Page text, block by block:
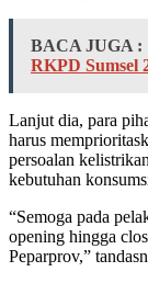
BACA JUGA :
RKPD Sumsel
Lanjut dia, para
harus
persoalan
kebutuhan
“Semoga pada
opening hingga
Peparprov,”